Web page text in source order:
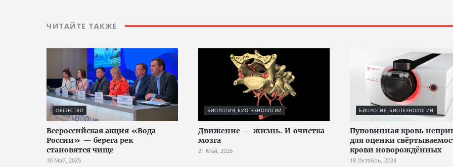
ЧИТАЙТЕ ТАКЖЕ
ОБЩЕСТВО
Всероссийская акция «Вода
России» — берега рек
становятся чище
30 Май, 2025
БИОЛОГИЯ, БИОТЕХНОЛОГИИ
Движение — жизнь. И очистка
мозга
21 Май, 2026
БИОЛОГИЯ, БИОТЕХНОЛОГИИ
Пуповинная кровь
для оценки
крови новорождённых
18 Октябрь, 2024